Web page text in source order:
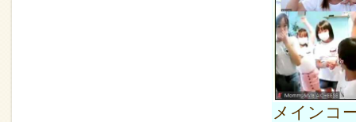
メインコ